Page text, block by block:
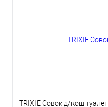
TRIXIE Совок д/кош